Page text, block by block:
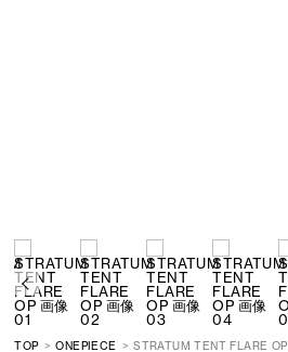
TOP ONEPIECE STRATUM TENT FLARE OP